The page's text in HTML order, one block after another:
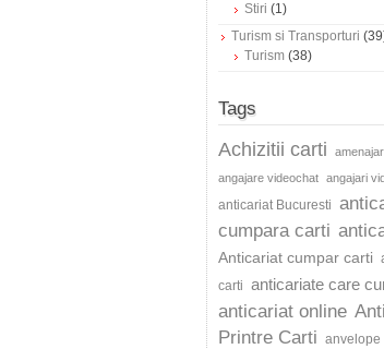
Stiri (1)
Turism si Transporturi
Turism (38)
Tags
Achizitii carti
angajare videochat angajari
anticariat Bucuresti
cumpara carti
Anticariat cumpar carti
carti anticariate care
anticariat online
Printre Carti anvelope